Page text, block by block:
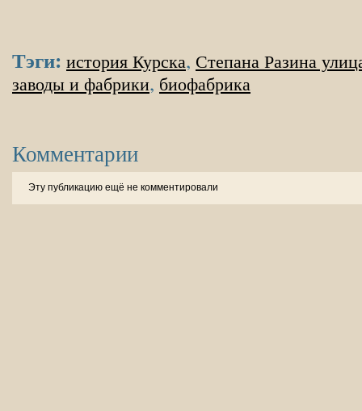
Тэги: история Курска, Степана Разина
заводы и фабрики, биофабрика
Комментарии
Эту публикацию ещё не комментировали